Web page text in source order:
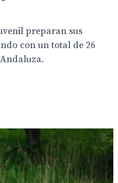
preparan sus
con un total de 26